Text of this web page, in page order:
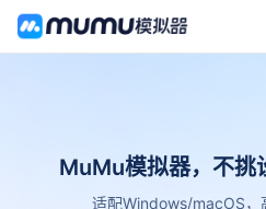
MuMu模拟器，不挑
适配Windows/macOS，